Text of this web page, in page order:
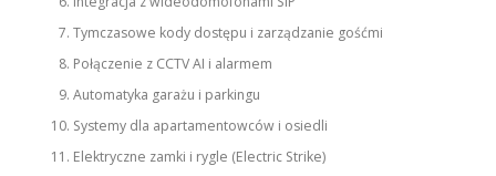
Tymczasowe kody dostępu i zarządzanie gośćmi
Połączenie z CCTV AI i alarmem
Automatyka garażu i parkingu
Systemy dla apartamentowców i osiedli
Elektryczne zamki i rygle (Electric Strike)